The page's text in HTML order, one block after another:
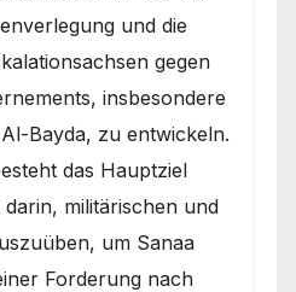
und die
gegen
insbesondere
Bayda, zu entwickeln.
das Hauptziel
militärischen und
um Sanaa
Forderung nach